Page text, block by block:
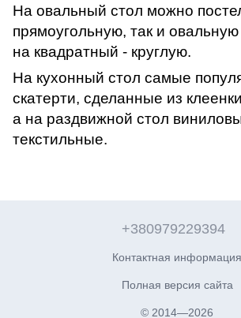
На овальный стол можно
прямоугольную, так и овальную
на квадратный - круглую.
На кухонный стол самые
скатерти, сделанные из
а на раздвижной стол
текстильные.
+380979229394
Контактная информация
Полная версия сайта
© 2014—2026